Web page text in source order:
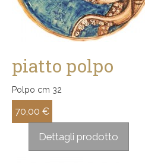
piatto polpo
Polpo cm 32
70,00 €
Dettagli prodotto